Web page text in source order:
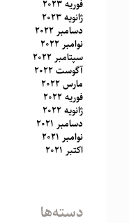
فوریه 2023
ژانویه 2023
دسامبر 2022
نوامبر 2022
سپتامبر 2022
آگوست 2022
مارس 2022
فوریه 2022
ژانویه 2022
دسامبر 2021
نوامبر 2021
اکتبر 2021
دسته‌ها